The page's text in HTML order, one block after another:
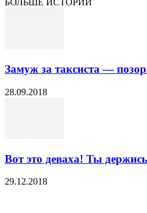
БОЛЬШЕ ИСТОРИЙ
Замуж за таксиста —
28.09.2018
Вот это деваха! Ты
29.12.2018